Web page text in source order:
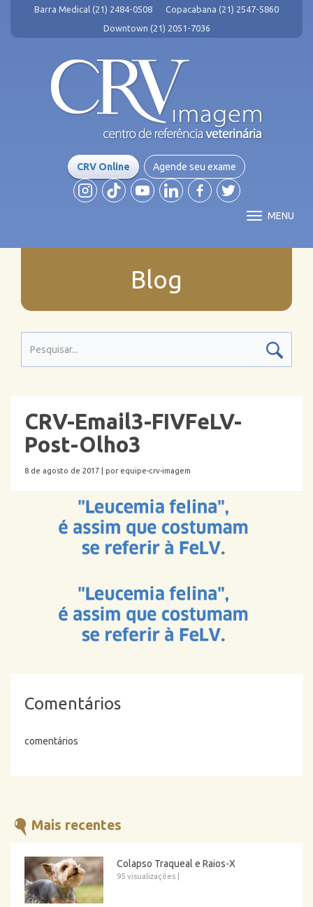
Barra Medical (21) 2484-0508
Copacabana (21) 2547-5860
Downtown (21) 2051-7036
CRV Online Agende seu exame
MENU
Blog
CRV-Email3-FIVFeLV-
Post-Olho3
8 de agosto de 2017 | por equipe-crv-imagem
Comentários
comentários
Mais recentes
Colapso Traqueal e Raios-X
95 visualizações